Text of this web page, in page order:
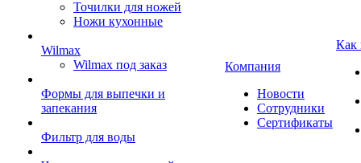
Точилки для ножей
Ножи кухонные
Wilmax
Wilmax под заказ
Формы для выпечки и
запекания
Фильтр для воды
Компания
Новости
Сотрудники
Сертификаты
Как